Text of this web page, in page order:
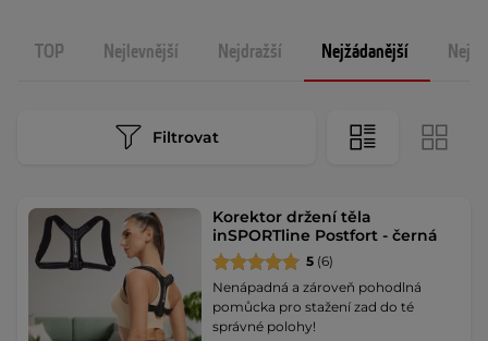
TOP Nejlevnější Nejdražší Nejžádanější
Filtrovat
Korektor držení těla
inSPORTline Postfort - černá
5 (6)
Nenápadná a zároveň pohodlná
pomůcka pro stažení zad do té
správné polohy!